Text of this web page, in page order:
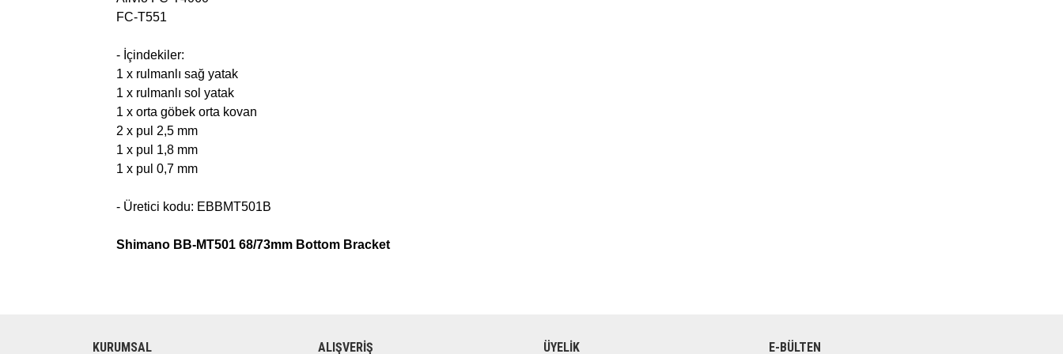
FC-T551
- İçindekiler:
1 x rulmanlı sağ yatak
1 x rulmanlı sol yatak
1 x orta göbek orta kovan
2 x pul 2,5 mm
1 x pul 1,8 mm
1 x pul 0,7 mm
- Üretici kodu: EBBMT501B
Shimano BB-MT501 68/73mm Bottom Bracket
KURUMSAL ALIŞVERİŞ ÜYELİK E-BÜLTEN